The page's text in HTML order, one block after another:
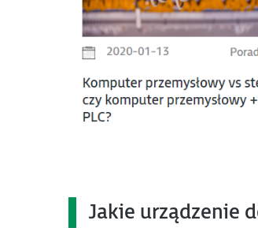
Jakie urządzenie